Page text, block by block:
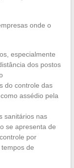
onde o
especialmente
dos postos
do controle das
assédio pela
sanitários nas
se apresenta de
por
de